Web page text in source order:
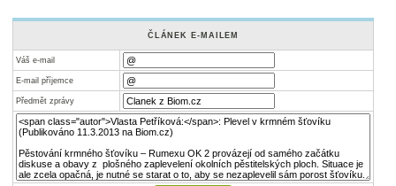
ČLÁNEK E-MAILEM
Váš e-mail
E-mail příjemce
Předmět zprávy